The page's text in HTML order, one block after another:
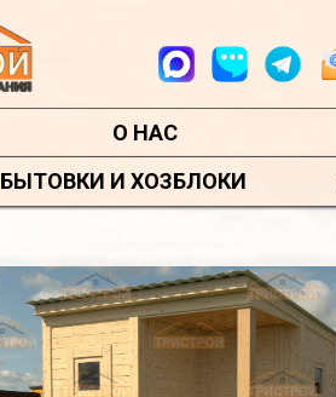
О НАС
БЫТОВКИ И ХОЗБЛОКИ